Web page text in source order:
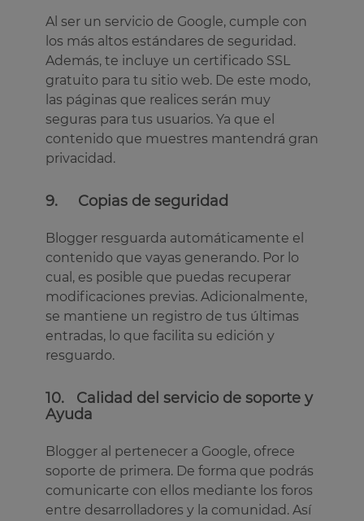
Al ser un servicio de Google, cumple con
los más altos estándares de seguridad.
Además, te incluye un certificado SSL
gratuito para tu sitio web. De este modo,
las páginas que realices serán muy
seguras para tus usuarios. Ya que el
contenido que muestres mantendrá gran
privacidad.
9. Copias de seguridad
Blogger resguarda automáticamente el
contenido que vayas generando. Por lo
cual, es posible que puedas recuperar
modificaciones previas. Adicionalmente,
se mantiene un registro de tus últimas
entradas, lo que facilita su edición y
resguardo.
10. Calidad del servicio de soporte y
Ayuda
Blogger al pertenecer a Google, ofrece
soporte de primera. De forma que podrás
comunicarte con ellos mediante los foros
entre desarrolladores y la comunidad. Así